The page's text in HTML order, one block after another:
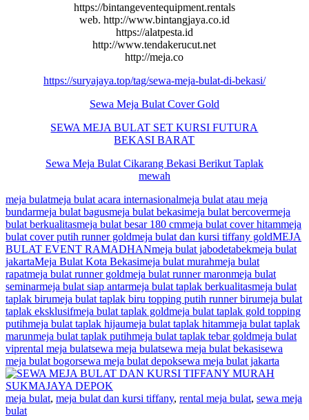
https://bintangeventequipment.rentals
web. http://www.bintangjaya.co.id
https://alatpesta.id
http://www.tendakerucut.net
http://meja.co
https://suryajaya.top/tag/sewa-meja-bulat-di-bekasi/
Sewa Meja Bulat Cover Gold
SEWA MEJA BULAT SET KURSI FUTURA
BEKASI BARAT
Sewa Meja Bulat Cikarang Bekasi Berikut Taplak
mewah
meja bulatmeja bulat acara internasionalmeja bulat atau meja
bundarmeja bulat bagusmeja bulat bekasimeja bulat bercovermeja
bulat berkualitasmeja bulat besar 180 cmmeja bulat cover hitammeja
bulat cover putih runner goldmeja bulat dan kursi tiffany goldMEJA
BULAT EVENT RAMADHANmeja bulat jabodetabekmeja bulat
jakartaMeja Bulat Kota Bekasimeja bulat murahmeja bulat
rapatmeja bulat runner goldmeja bulat runner maronmeja bulat
seminarmeja bulat siap antarmeja bulat taplak berkualitasmeja bulat
taplak birumeja bulat taplak biru topping putih runner birumeja bulat
taplak eksklusifmeja bulat taplak goldmeja bulat taplak gold topping
putihmeja bulat taplak hijaumeja bulat taplak hitammeja bulat taplak
marunmeja bulat taplak putihmeja bulat taplak tebar goldmeja bulat
viprental meja bulatsewa meja bulatsewa meja bulat bekasisewa
meja bulat bogorsewa meja bulat depoksewa meja bulat jakarta
meja bulat, meja bulat dan kursi tiffany, rental meja bulat, sewa meja
bulat